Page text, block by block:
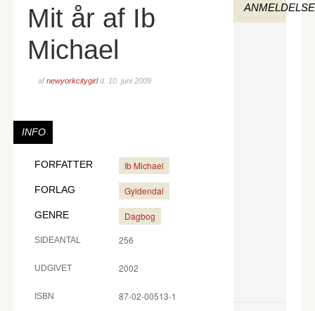
Mit år af Ib
Michael
afnewyorkcitygirld. 10. juni 2009
INFO
FORFATTER Ib Michael
FORLAG Gyldendal
GENRE Dagbog
SIDEANTAL 256
UDGIVET 2002
ISBN 87-02-00513-1